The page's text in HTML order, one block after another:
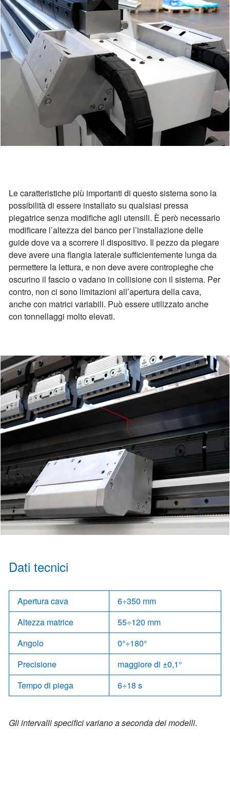
Le caratteristiche più importanti di questo sistema sono la
possibilità di essere installato su qualsiasi pressa
piegatrice senza modifiche agli utensili. È però necessario
modificare l’altezza del banco per l’installazione delle
guide dove va a scorrere il dispositivo. Il pezzo da piegare
deve avere una flangia laterale sufficientemente lunga da
permettere la lettura, e non deve avere contropieghe che
oscurino il fascio o vadano in collisione con il sistema. Per
contro, non ci sono limitazioni all’apertura della cava,
anche con matrici variabili. Può essere utilizzato anche
con tonnellaggi molto elevati.
Dati tecnici
Apertura cava
6÷350 mm
Altezza matrice
55÷120 mm
Angolo
0°÷180°
Precisione
maggiore di ±0,1°
Tempo di piega
6÷18 s
Gli intervalli specifici variano a seconda dei modelli.